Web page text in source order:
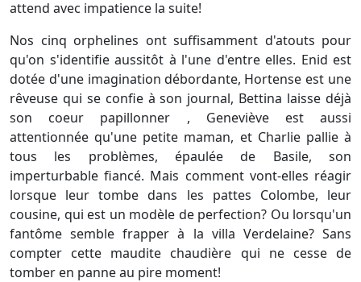
attend avec impatience la suite!
Nos cinq orphelines ont suffisamment d'atouts pour
qu'on s'identifie aussitôt à l'une d'entre elles. Enid est
dotée d'une imagination débordante, Hortense est une
rêveuse qui se confie à son journal, Bettina laisse déjà
son coeur papillonner , Geneviève est aussi
attentionnée qu'une petite maman, et Charlie pallie à
tous les problèmes, épaulée de Basile, son
imperturbable fiancé. Mais comment vont-elles réagir
lorsque leur tombe dans les pattes Colombe, leur
cousine, qui est un modèle de perfection? Ou lorsqu'un
fantôme semble frapper à la villa Verdelaine? Sans
compter cette maudite chaudière qui ne cesse de
tomber en panne au pire moment!